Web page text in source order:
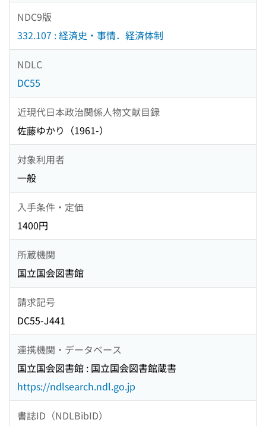
NDC9版
332.107 : 経済史・事情．経済体制
NDLC
DC55
近現代日本政治関係人物文献目録
佐藤ゆかり（1961-）
対象利用者
一般
入手条件・定価
1400円
所蔵機関
国立国会図書館
請求記号
DC55-J441
連携機関・データベース
国立国会図書館 : 国立国会図書館蔵書
https://ndlsearch.ndl.go.jp
書誌ID（NDLBibID）